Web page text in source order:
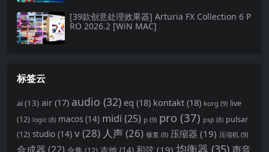
[39款创意处理效果器] Arturia FX Collection 6 P
RO 2026.2 [WiN MAC]
标签云
ai(13) air (17) audio (32) eq (18) kontakt (18) korg (9) live
(12) logic (8) macos (14) midi (25) p (9) pro (37) psp (8) pulsar
(12) studio (14) v(28) 人声(26) 修复 (8) 压缩器 (19) 压缩机 (9)
合成器 (22) 和弦 (19) 均衡器 (35) 声音